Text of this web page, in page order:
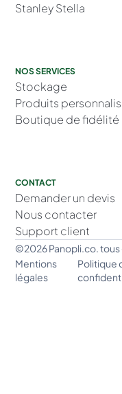
Stanley Stella
NOS SERVICES
Stockage
Produits
Boutique de fidélité
CONTACT
Demander un devis
Nous contacter
Support client
©2026 Panopli.co.
Mentions
légales
Politique